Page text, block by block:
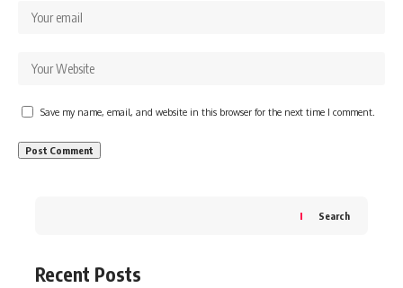
Save my name, email, and website in this browser for the next time I comment.
Search
Recent Posts